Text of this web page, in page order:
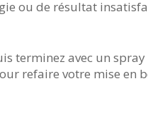
ou de résultat
terminez avec un
refaire votre mise en